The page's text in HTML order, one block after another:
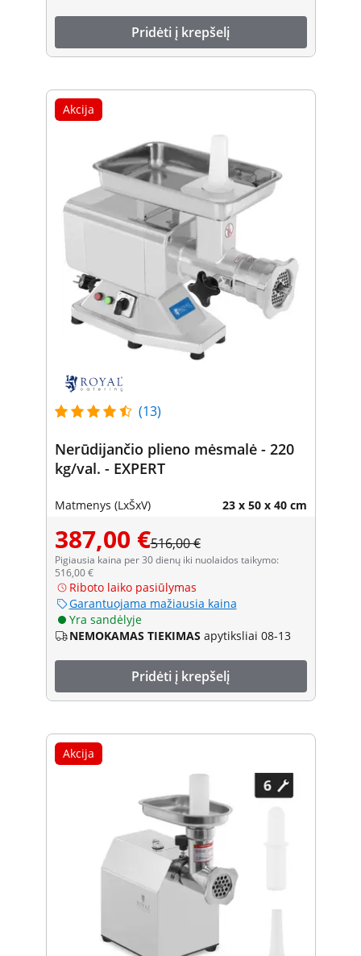
Pridėti į krepšelį
Akcija
(13)
Nerūdijančio plieno mėsmalė - 220
kg/val. - EXPERT
Matmenys (LxŠxV) 23 x 50 x 40 cm
387,00 €516,00 €
Pigiausia kaina per 30 dienų iki nuolaidos taikymo:
516,00 €
Riboto laiko pasiūlymas
Garantuojama mažiausia kaina
Yra sandėlyje
NEMOKAMAS TIEKIMAS apytiksliai 08-13
Pridėti į krepšelį
Akcija